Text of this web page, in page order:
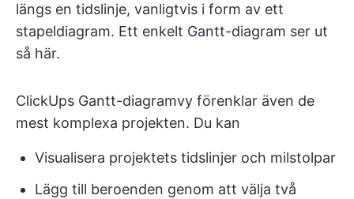
längs en tidslinje, vanligtvis i form av ett
stapeldiagram. Ett enkelt Gantt-diagram ser ut
så här.
ClickUps Gantt-diagramvy förenklar även de
mest komplexa projekten. Du kan
Visualisera projektets tidslinjer och milstolpar
Lägg till beroenden genom att välja två